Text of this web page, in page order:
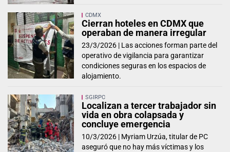
CDMX
Cierran hoteles en CDMX que
operaban de manera irregular
23/3/2026 | Las acciones forman parte del
operativo de vigilancia para garantizar
condiciones seguras en los espacios de
alojamiento.
SGIRPC
Localizan a tercer trabajador sin
vida en obra colapsada y
concluye emergencia
10/3/2026 | Myriam Urzúa, titular de PC
aseguró que no hay más víctimas y los